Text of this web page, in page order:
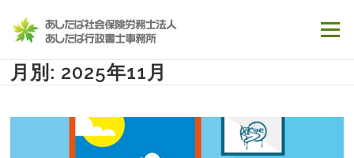
メニュー
月別: 2025年11月